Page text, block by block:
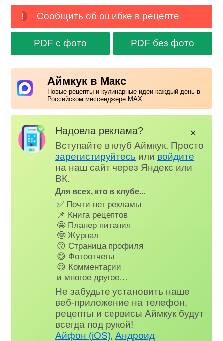
Сообщить об ошибке в рецепте
PDF с фото PDF без фото
Аймкук в Макс
Новые рецепты и кулинарные идеи каждый день в
Российском мессенджере MAX
Надоела реклама?
Вступайте в клуб Аймкук. Просто
зарегистируйтесь или войдите
на наш сайт через Яндекс или
ВК.
Для всех, кто в клубе...
✅ Почти нет рекламы
📌 Книга рецептов
🤩 Планер питания
🤓 Журнал
😗 Страница профиля
😋 Фотоотчеты
😃 Комментарии
и многое другое…
Не забудьте установить наше
веб-приложение на телефон,
рецепты и сервисы Аймкук будут
всегда под рукой!
Айфон (iOS),Андроид
✕